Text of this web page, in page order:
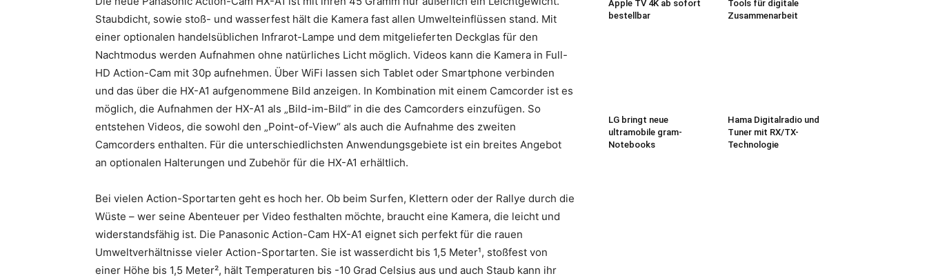
Staubdicht, sowie stoß- und wasserfest hält die Kamera fast allen Umwelteinflüssen stand. Mit
einer optionalen handelsüblichen Infrarot-Lampe und dem mitgelieferten Deckglas für den
Nachtmodus werden Aufnahmen ohne natürliches Licht möglich. Videos kann die Kamera in Full-
HD Action-Cam mit 30p aufnehmen. Über WiFi lassen sich Tablet oder Smartphone verbinden
und das über die HX-A1 aufgenommene Bild anzeigen. In Kombination mit einem Camcorder ist es
möglich, die Aufnahmen der HX-A1 als „Bild-im-Bild“ in die des Camcorders einzufügen. So
entstehen Videos, die sowohl den „Point-of-View“ als auch die Aufnahme des zweiten
Camcorders enthalten. Für die unterschiedlichsten Anwendungsgebiete ist ein breites Angebot
an optionalen Halterungen und Zubehör für die HX-A1 erhältlich.
Bei vielen Action-Sportarten geht es hoch her. Ob beim Surfen, Klettern oder der Rallye durch die
Wüste – wer seine Abenteuer per Video festhalten möchte, braucht eine Kamera, die leicht und
widerstandsfähig ist. Die Panasonic Action-Cam HX-A1 eignet sich perfekt für die rauen
Umweltverhältnisse vieler Action-Sportarten. Sie ist wasserdicht bis 1,5 Meter¹, stoßfest von
einer Höhe bis 1,5 Meter², hält Temperaturen bis -10 Grad Celsius aus und auch Staub kann ihr
Apple TV 4K ab sofort
bestellbar
Tools für digitale
Zusammenarbeit
LG bringt neue
ultramobile gram-
Notebooks
Hama Digitalradio und
Tuner mit RX/TX-
Technologie